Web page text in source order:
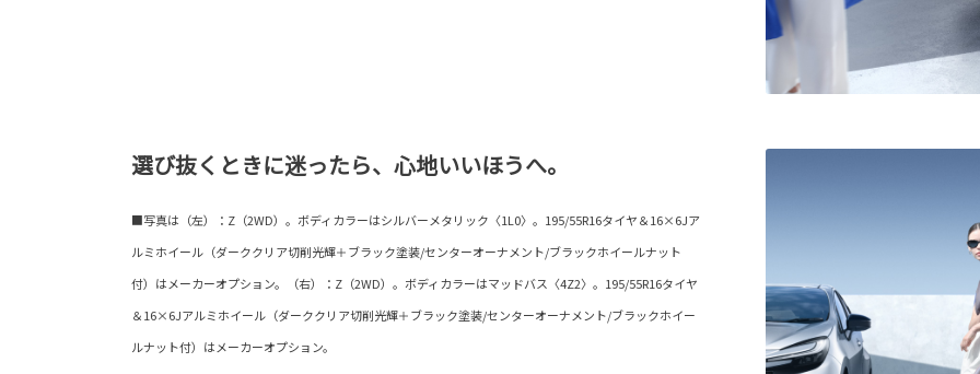
選び抜くときに迷ったら、心地いいほうへ。
■写真は（左）：Z（2WD）。ボディカラーはシルバーメタリック〈1L0〉。195/55R16タイヤ＆16×6Jア
ルミホイール（ダーククリア切削光輝＋ブラック塗装/センターオーナメント/ブラックホイールナット
付）はメーカーオプション。（右）：Z（2WD）。ボディカラーはマッドバス〈4Z2〉。195/55R16タイヤ
＆16×6Jアルミホイール（ダーククリア切削光輝＋ブラック塗装/センターオーナメント/ブラックホイー
ルナット付）はメーカーオプション。